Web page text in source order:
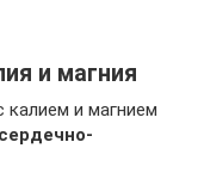
и магния
калием и магнием